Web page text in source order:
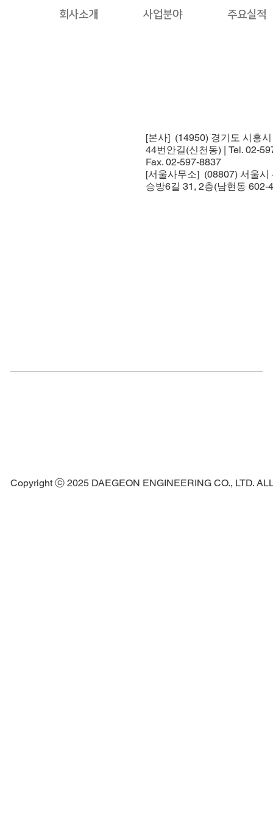
회사소개 사업분야 주요실적
[본사] (14950) 경기도 시흥
44번안길(신천동) | Tel. 02-
Fax. 02-597-8837
[서울사무소] (08807) 서울시
승방6길 31, 2층(남현동 602-
Copyright ⓒ 2025 DAEGEON ENGINEERING CO., LTD.